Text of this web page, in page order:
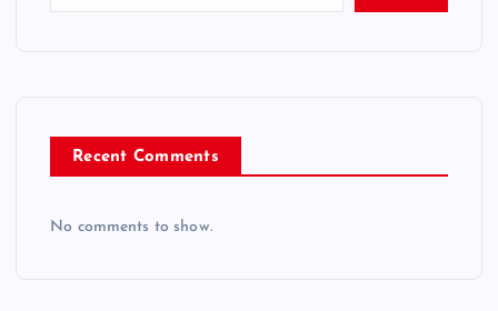
Recent Comments
No comments to show.